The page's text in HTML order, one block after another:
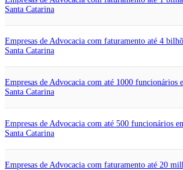
Santa Catarina
Empresas de Advocacia com faturamento até 4
Santa Catarina
Empresas de Advocacia com até 1000 funcionários
Santa Catarina
Empresas de Advocacia com até 500 funcionários
Santa Catarina
Empresas de Advocacia com faturamento até 20